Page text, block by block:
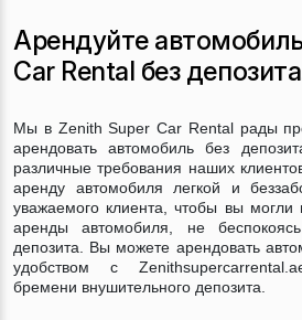
Арендуйте
Car Rental без
Мы в Zenith Super Car Rental рады
арендовать автомобиль без
различные требования наших
аренду автомобиля легкой и
уважаемого клиента, чтобы вы могли
аренды автомобиля, не
депозита. Вы можете арендовать
удобством с
бремени внушительного депозита.